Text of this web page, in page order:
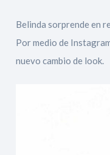
Belinda sorprende en
Por medio de
nuevo cambio de look.